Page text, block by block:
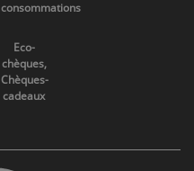
consommations
Eco-
chèques,
Chèques-
cadeaux